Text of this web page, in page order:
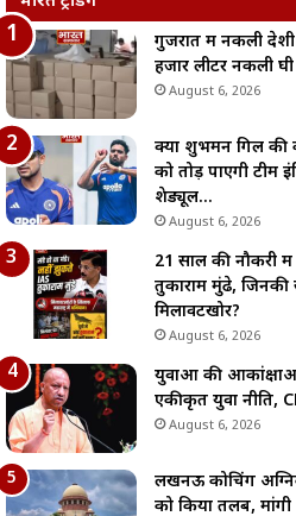
गुजरात में नकली देशी
हजार लीटर नकली
August 6, 2026
क्या शुभमन गिल की
को तोड़ पाएगी टीम
शेड्यूल…
August 6, 2026
21 साल की नौकरी
तुकाराम मुंढे, जिनकी
मिलावटखोर?
August 6, 2026
युवाओं की
एकीकृत युवा नीति,
August 6, 2026
लखनऊ कोचिंग
को किया तलब, मांगी